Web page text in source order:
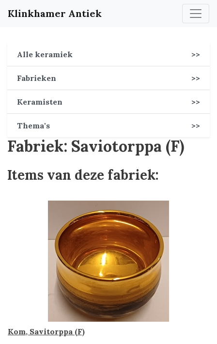
Klinkhamer Antiek
Alle keramiek >>
Fabrieken >>
Keramisten >>
Thema's >>
Fabriek: Saviotorppa (F)
Items van deze fabriek:
Kom, Savitorppa (F)